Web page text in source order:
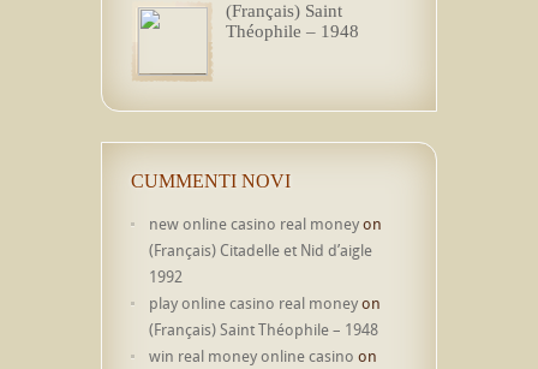
(Français) Saint
Théophile – 1948
CUMMENTI NOVI
new online casino real moneyon
(Français) Citadelle et Nid d’aigle
1992
play online casino real moneyon
(Français) Saint Théophile – 1948
win real money online casino on